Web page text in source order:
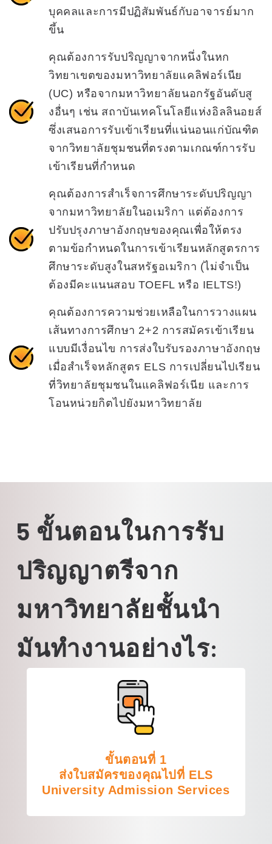
บุคคลและการมีปฏิสัมพันธ์กับอาจารย์มาก
ขึ้น
คุณต้องการรับปริญญาจากหนึ่งในหก
วิทยาเขตของมหาวิทยาลัยแคลิฟอร์เนีย
(UC) หรือจากมหาวิทยาลัยนอกรัฐอันดับสู
งอื่นๆ เช่น สถาบันเทคโนโลยีแห่งอิลลินอยส์
ซึ่งเสนอการรับเข้าเรียนที่แน่นอนแก่บัณฑิต
จากวิทยาลัยชุมชนที่ตรงตามเกณฑ์การรับ
เข้าเรียนที่กำหนด
คุณต้องการสำเร็จการศึกษาระดับปริญญา
จากมหาวิทยาลัยในอเมริกา แต่ต้องการ
ปรับปรุงภาษาอังกฤษของคุณเพื่อให้ตรง
ตามข้อกำหนดในการเข้าเรียนหลักสูตรการ
ศึกษาระดับสูงในสหรัฐอเมริกา (ไม่จำเป็น
ต้องมีคะแนนสอบ TOEFL หรือ IELTS!)
คุณต้องการความช่วยเหลือในการวางแผน
เส้นทางการศึกษา 2+2 การสมัครเข้าเรียน
แบบมีเงื่อนไข การส่งใบรับรองภาษาอังกฤษ
เมื่อสำเร็จหลักสูตร ELS การเปลี่ยนไปเรียน
ที่วิทยาลัยชุมชนในแคลิฟอร์เนีย และการ
โอนหน่วยกิตไปยังมหาวิทยาลัย
5 ขั้นตอนในการรับ
ปริญญาตรีจาก
มหาวิทยาลัยชั้นนำ
มันทำงานอย่างไร:
ขั้นตอนที่ 1
ส่งใบสมัครของคุณไปที่ ELS
University Admission Services